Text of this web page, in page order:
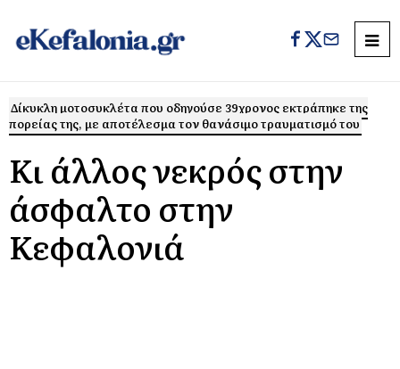
Δίκυκλη μοτοσυκλέτα που οδηγούσε 39χρονος εκτράπηκε της
πορείας της, με αποτέλεσμα τον θανάσιμο τραυματισμό του
Κι άλλος νεκρός στην
άσφαλτο στην
Κεφαλονιά